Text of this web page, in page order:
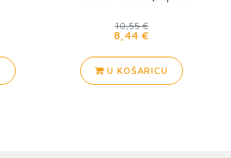
10,55 €
8,44 €
U KOŠARICU